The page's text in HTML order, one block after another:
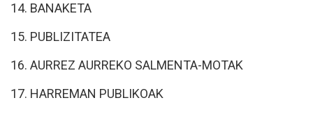
14. BANAKETA
15. PUBLIZITATEA
16. AURREZ AURREKO SALMENTA-MOTAK
17. HARREMAN PUBLIKOAK